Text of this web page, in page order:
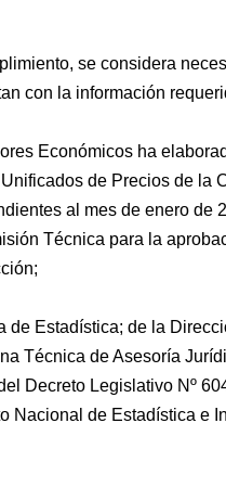
se considera
con la información
Económicos ha
de Precios de la
al mes de enero de
Técnica para la
de Estadística; de la
Técnica de Asesoría
Decreto Legislativo Nº
Nacional de Estadística e